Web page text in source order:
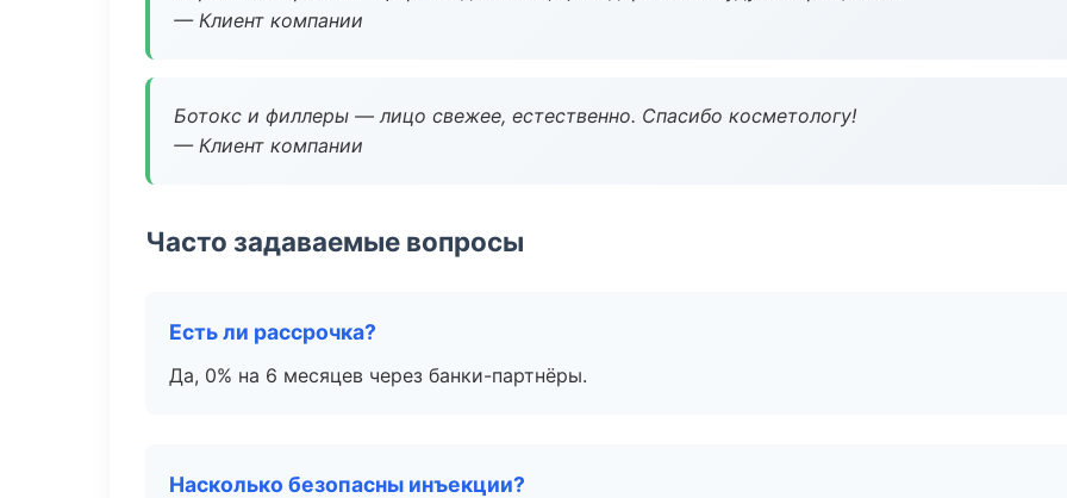
— Клиент компании
Ботокс и филлеры — лицо свежее, естественно. Спасибо косметологу!
— Клиент компании
Часто задаваемые вопросы
Есть ли рассрочка?
Да, 0% на 6 месяцев через банки-партнёры.
Насколько безопасны инъекции?